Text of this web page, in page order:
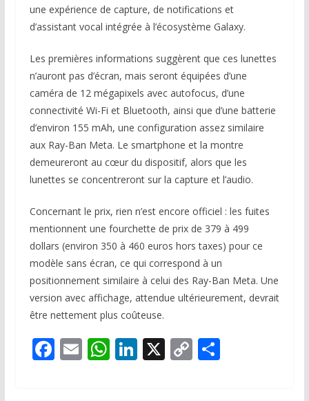
une expérience de capture, de notifications et
d’assistant vocal intégrée à l’écosystème Galaxy.
Les premières informations suggèrent que ces lunettes
n’auront pas d’écran, mais seront équipées d’une
caméra de 12 mégapixels avec autofocus, d’une
connectivité Wi-Fi et Bluetooth, ainsi que d’une batterie
d’environ 155 mAh, une configuration assez similaire
aux Ray-Ban Meta. Le smartphone et la montre
demeureront au cœur du dispositif, alors que les
lunettes se concentreront sur la capture et l’audio.
Concernant le prix, rien n’est encore officiel : les fuites
mentionnent une fourchette de prix de 379 à 499
dollars (environ 350 à 460 euros hors taxes) pour ce
modèle sans écran, ce qui correspond à un
positionnement similaire à celui des Ray-Ban Meta. Une
version avec affichage, attendue ultérieurement, devrait
être nettement plus coûteuse.
F E W Li X C P